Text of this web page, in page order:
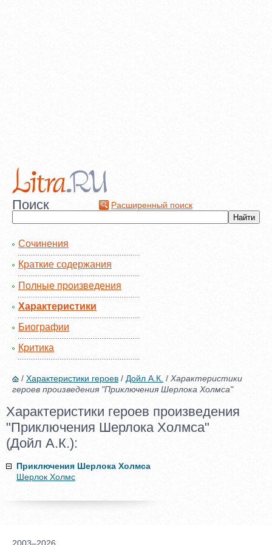
Поиск Расширенный поиск
Сочинения
Краткие содержания
Полные произведения
Характеристики
Биографии
Критика
/ Характеристики героев / Дойл А.К. / Характеристики
героев произведения "Приключения Шерлока Холмса"
Характеристики героев произведения
"Приключения Шерлока Холмса"
(Дойл А.К.):
Приключения Шерлока Холмса
Шерлок Холмс
2003–2026